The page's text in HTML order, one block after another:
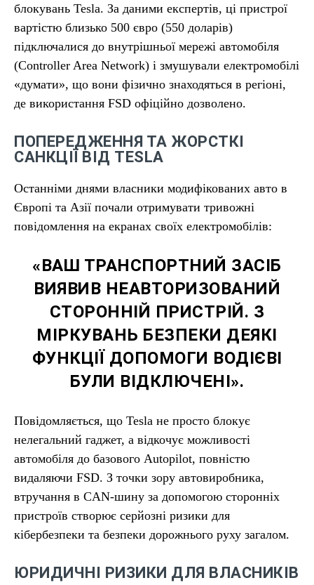
блокувань Tesla. За даними експертів, ці пристрої
вартістю близько 500 євро (550 доларів)
підключалися до внутрішньої мережі автомобіля
(Controller Area Network) і змушували електромобілі
«думати», що вони фізично знаходяться в регіоні,
де використання FSD офіційно дозволено.
ПОПЕРЕДЖЕННЯ ТА ЖОРСТКІ
САНКЦІЇ ВІД TESLA
Останніми днями власники модифікованих авто в
Європі та Азії почали отримувати тривожні
повідомлення на екранах своїх електромобілів:
«ВАШ ТРАНСПОРТНИЙ ЗАСІБ
ВИЯВИВ НЕАВТОРИЗОВАНИЙ
СТОРОННІЙ ПРИСТРІЙ. З
МІРКУВАНЬ БЕЗПЕКИ ДЕЯКІ
ФУНКЦІЇ ДОПОМОГИ ВОДІЄВІ
БУЛИ ВІДКЛЮЧЕНІ».
Повідомляється, що Tesla не просто блокує
нелегальний гаджет, а відкочує можливості
автомобіля до базового Autopilot, повністю
видаляючи FSD. З точки зору автовиробника,
втручання в CAN-шину за допомогою сторонніх
пристроїв створює серйозні ризики для
кібербезпеки та безпеки дорожнього руху загалом.
ЮРИДИЧНІ РИЗИКИ ДЛЯ ВЛАСНИКІВ